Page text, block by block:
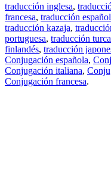
traducción inglesa,
francesa, traducción
traducción kazaja,
portuguesa, traducción turca
finlandés, traducción
Conjugación española,
Conjugación italiana,
Conjugación francesa.